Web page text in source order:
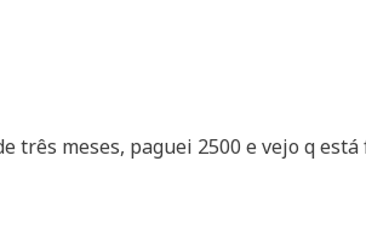
três meses, paguei 2500 e vejo q